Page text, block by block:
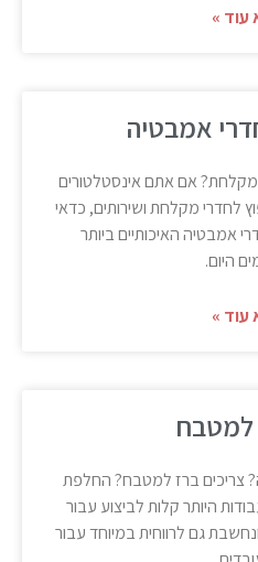
»
אמבטיה
אם אתם אינסטלטורים
מקלחת ושירותים, כדאי
האיכותיים ביותר
»
ברז למטבח? החלפת
היותר קלות לביצוע עבור
גם לרווחית במיוחד עבור